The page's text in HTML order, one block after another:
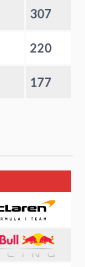
307
220
177